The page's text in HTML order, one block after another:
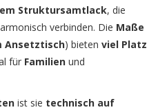
Struktursamtlack, die
verbinden. Die Maße
Ansetztisch) bieten viel Platz
für Familien und
ist sie technisch auf